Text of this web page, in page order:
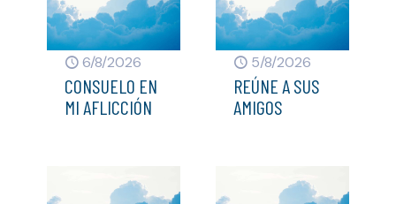
6/8/2026
CONSUELO EN
MI AFLICCIÓN
5/8/2026
REÚNE A SUS
AMIGOS